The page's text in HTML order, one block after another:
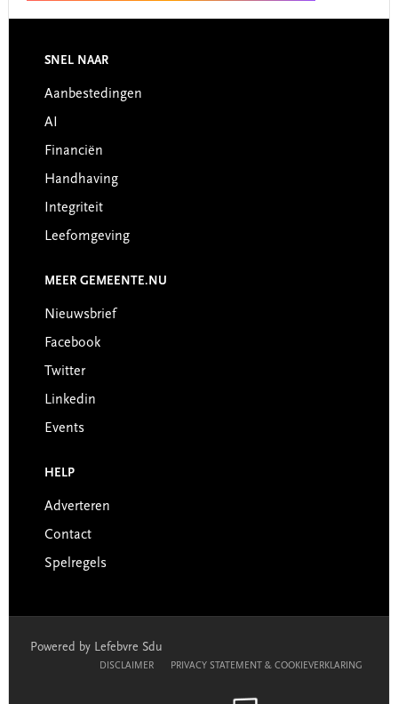
Footer
SNEL NAAR
Aanbestedingen
AI
Financiën
Handhaving
Integriteit
Leefomgeving
MEER GEMEENTE.NU
Nieuwsbrief
Facebook
Twitter
Linkedin
Events
HELP
Adverteren
Contact
Spelregels
Powered by Lefebvre Sdu
DISCLAIMER PRIVACY STATEMENT & COOKIEVERKLARING